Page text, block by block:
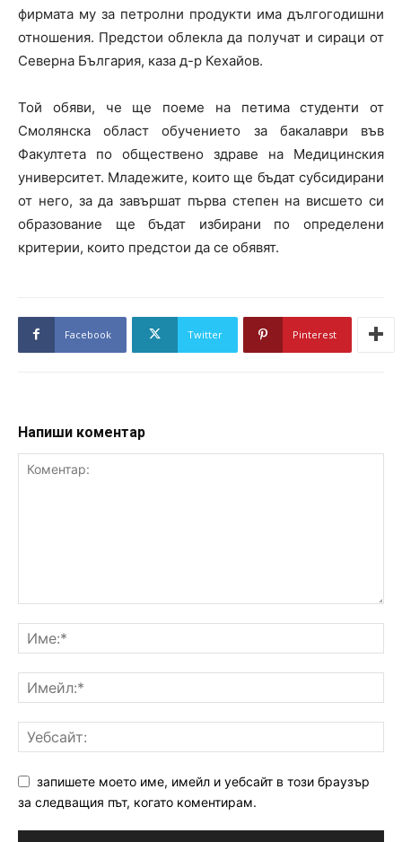
фирмата му за петролни продукти има дългогодишни
отношения. Предстои облекла да получат и сираци от
Северна България, каза д-р Кехайов.
Той обяви, че ще поеме на петима студенти от
Смолянска област обучението за бакалаври във
Факултета по обществено здраве на Медицинския
университет. Младежите, които ще бъдат субсидирани
от него, за да завършат първа степен на висшето си
образование ще бъдат избирани по определени
критерии, които предстои да се обявят.
Facebook Twitter Pinterest
Напиши коментар
запишете моето име, имейл и уебсайт в този браузър
за следващия път, когато коментирам.